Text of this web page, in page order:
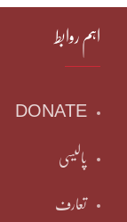
اہم روابط
DONATE
پالیسی
تعارف